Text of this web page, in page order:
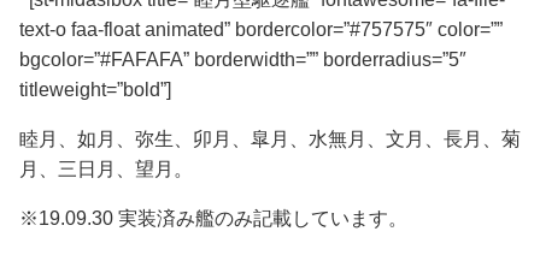
text-o faa-float animated” bordercolor=”#757575″ color=””
bgcolor=”#FAFAFA” borderwidth=”” borderradius=”5″
titleweight=”bold”]
睦月、如月、弥生、卯月、皐月、水無月、文月、長月、菊
月、三日月、望月。
※19.09.30 実装済み艦のみ記載しています。